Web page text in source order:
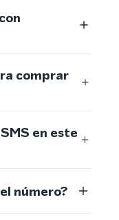
comprar
en este
número?